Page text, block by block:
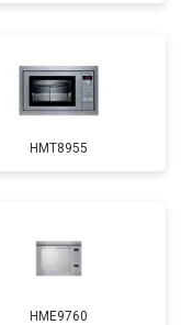
HMT8955
HME9760